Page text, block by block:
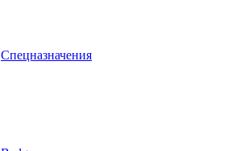
Спецназначения